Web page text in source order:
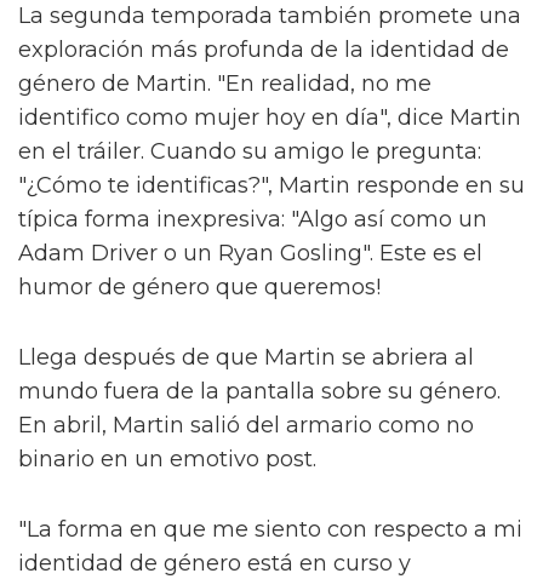
La segunda temporada también promete una
exploración más profunda de la identidad de
género de Martin. "En realidad, no me
identifico como mujer hoy en día", dice Martin
en el tráiler. Cuando su amigo le pregunta:
"¿Cómo te identificas?", Martin responde en su
típica forma inexpresiva: "Algo así como un
Adam Driver o un Ryan Gosling". Este es el
humor de género que queremos!
Llega después de que Martin se abriera al
mundo fuera de la pantalla sobre su género.
En abril, Martin salió del armario como no
binario en un emotivo post.
"La forma en que me siento con respecto a mi
identidad de género está en curso y